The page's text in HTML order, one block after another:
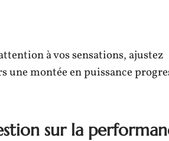
à vos sensations, ajustez
une montée en puissance
sur la